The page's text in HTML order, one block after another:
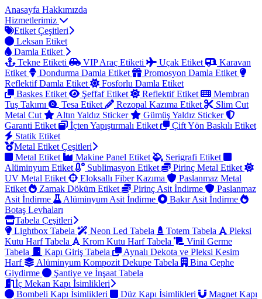
Anasayfa Hakkımızda
Hizmetlerimiz
Etiket Çeşitleri
Leksan Etiket
Damla Etiket
Tekne Etiketi
VIP Araç Etiketi Uçak Etiket
Karavan
Etiket
Dondurma Damla Etiket
Promosyon Damla Etiket
Reflektif Damla Etiket
Fosforlu Damla Etiket
Baskes Etiket
Şeffaf Etiket Reflektif Etiket
Membran
Tuş Takımı
Tesa Etiket Rezopal Kazıma Etiket
Slim Cut
Metal Cut
Altın Yaldız Sticker
Gümüş Yaldız Sticker
Garanti Etiket
İçten Yapıştırmalı Etiket
Çift Yön Baskılı Etiket
Statik Etiket
Metal Etiket Çeşitleri
Metal Etiket
Makine Panel Etiket
Serigrafi Etiket
Alüminyum Etiket
Sublimasyon Etiket
Pirinç Metal Etiket
UV Metal Etiket
Eloksallı Fiber Kazıma
Paslanmaz Metal
Etiket
Zamak Döküm Etiket Pirinç Asit İndirme
Paslanmaz
Asit İndirme
Alüminyum Asit İndirme
Bakır Asit İndirme
Botaş Levhaları
Tabela Çeşitleri
Lightbox Tabela
Neon Led Tabela Totem Tabela
Pleksi
Kutu Harf Tabela
Krom Kutu Harf Tabela
Vinil Germe
Tabela
Kapı Giriş Tabela
Aynalı Dekota ve Pleksi Kesim
Harf
Alüminyum Kompozit Dekupe Tabela
Bina Cephe
Giydirme
Şantiye ve İnşaat Tabela
İç Mekan Kapı İsimlikleri
Bombeli Kapı İsimlikleri
Düz Kapı İsimlikleri
Magnet Kapı